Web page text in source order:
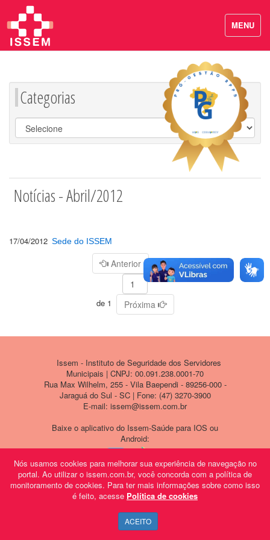
Nós usamos cookies para melhorar sua experiência de navegação no
portal. Ao utilizar o issem.com.br, você concorda com a política de
monitoramento de cookies. Para ter mais informações sobre como isso
é feito, acesse Política de cookies
ACEITO
Categorias
Notícias - Abril/2012
17/04/2012 Sede do ISSEM
Anterior Página
de 1 Próxima
Issem - Instituto de Seguridade dos Servidores
Municipais | CNPJ: 00.091.238.0001-70
Rua Max Wilhelm, 255 - Vila Baependi - 89256-000 -
Jaraguá do Sul - SC | Fone: (47) 3270-3900
E-mail: issem@issem.com.br
Baixe o aplicativo do Issem-Saúde para IOS ou
Android:
MENU